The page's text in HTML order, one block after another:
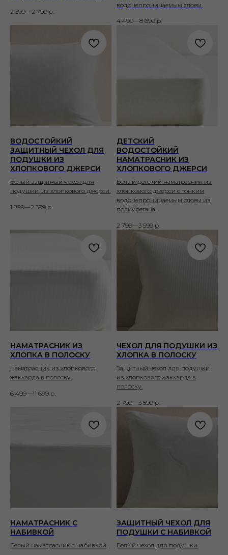
2 399—2 799 р.
водонепроницаемым слоем.
4 499—8 699 р.
ВОДОСТОЙКИЙ
ЗАЩИТНЫЙ ЧЕХОЛ ДЛЯ
ПОДУШКИ ИЗ
ХЛОПКОВОГО ДЖЕРСИ
Белый защитный чехол для
подушки, из хлопкового джерси.
1 899—2 399 р.
ДЕТСКИЙ
ВОДОСТОЙКИЙ
НАМАТРАСНИК ИЗ
ХЛОПКОВОГО ДЖЕРСИ
Белый детский наматрасник из
хлопкового джерси с тонким
водонепроницаемым слоем из
полиуретана.
2 799—3 599 р.
НАМАТРАСНИК ИЗ
ХЛОПКА В ПОЛОСКУ
Наматрасник из хлопкового
жаккарда в полоску.
6 499—11 699 р.
ЧЕХОЛ ДЛЯ ПОДУШКИ ИЗ
ХЛОПКА В ПОЛОСКУ
Защитный чехол для подушки
из хлопкового жаккарда в
полоску.
2 799—3 599 р.
НАМАТРАСНИК С
НАБИВКОЙ
Белый наматрасник с набивкой.
ЗАЩИТНЫЙ ЧЕХОЛ ДЛЯ
ПОДУШКИ С НАБИВКОЙ
Белый чехол для подушки.